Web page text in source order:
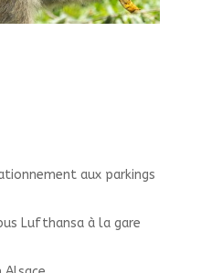
aux parkings
Lufthansa à la gare